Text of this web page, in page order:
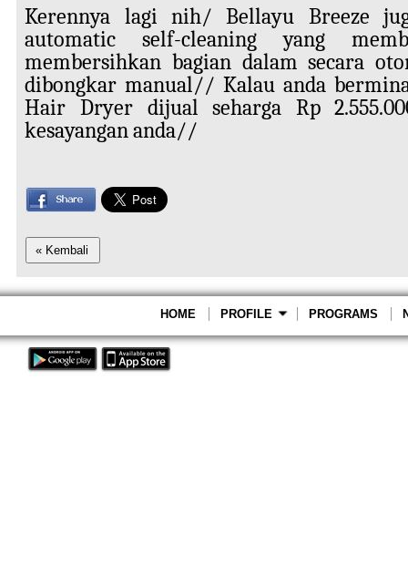
Kerennya lagi nih/ Bellayu Breeze
automatic self-cleaning yang
membersihkan bagian dalam secara
dibongkar manual// Kalau anda
Hair Dryer dijual seharga Rp
kesayangan anda//
PROGRAMS
PROFILE
HOME